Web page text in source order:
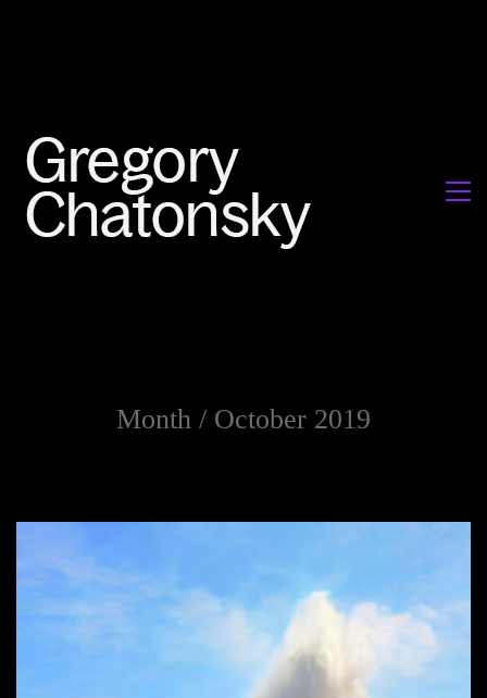
Month / October 2019